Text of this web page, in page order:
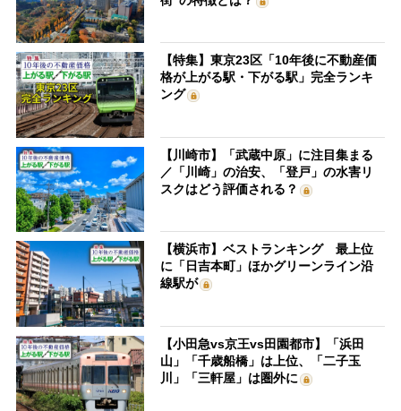
【特集】東京23区「10年後に不動産価
格が上がる駅・下がる駅」完全ランキ
ング
【川崎市】「武蔵中原」に注目集まる
／「川崎」の治安、「登戸」の水害リ
スクはどう評価される？
【横浜市】ベストランキング 最上位
に「日吉本町」ほかグリーンライン沿
線駅が
【小田急vs京王vs田園都市】「浜田
山」「千歳船橋」は上位、「二子玉
川」「三軒屋」は圏外に